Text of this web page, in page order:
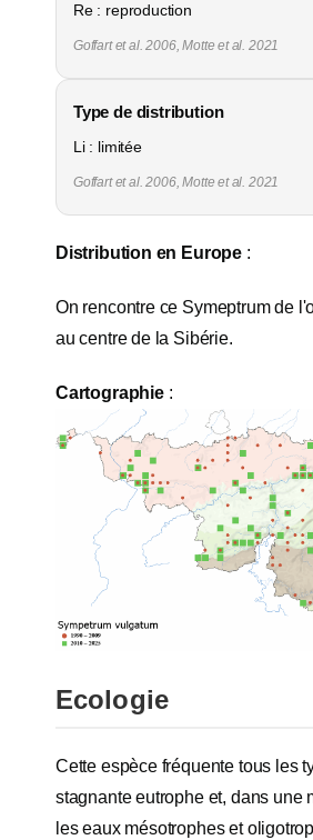
Re : reproduction
Goffart et al. 2006, Motte et al. 2021
Type de distribution
Li : limitée
Goffart et al. 2006, Motte et al. 2021
Distribution en Europe :
On rencontre ce Symeptrum de
au centre de la Sibérie.
Cartographie:
Ecologie
Cette espèce fréquente tous les
stagnante eutrophe et, dans une
les eaux mésotrophes et